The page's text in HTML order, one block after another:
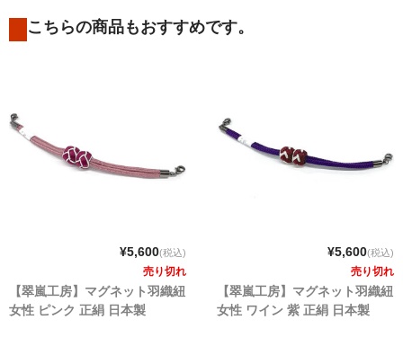
こちらの商品もおすすめです。
¥5,600(税込)
売り切れ
【翠嵐工房】マグネット羽織紐
女性 ピンク 正絹 日本製
¥5,600(税込)
売り切れ
【翠嵐工房】マグネット羽織紐
女性 ワイン 紫 正絹 日本製